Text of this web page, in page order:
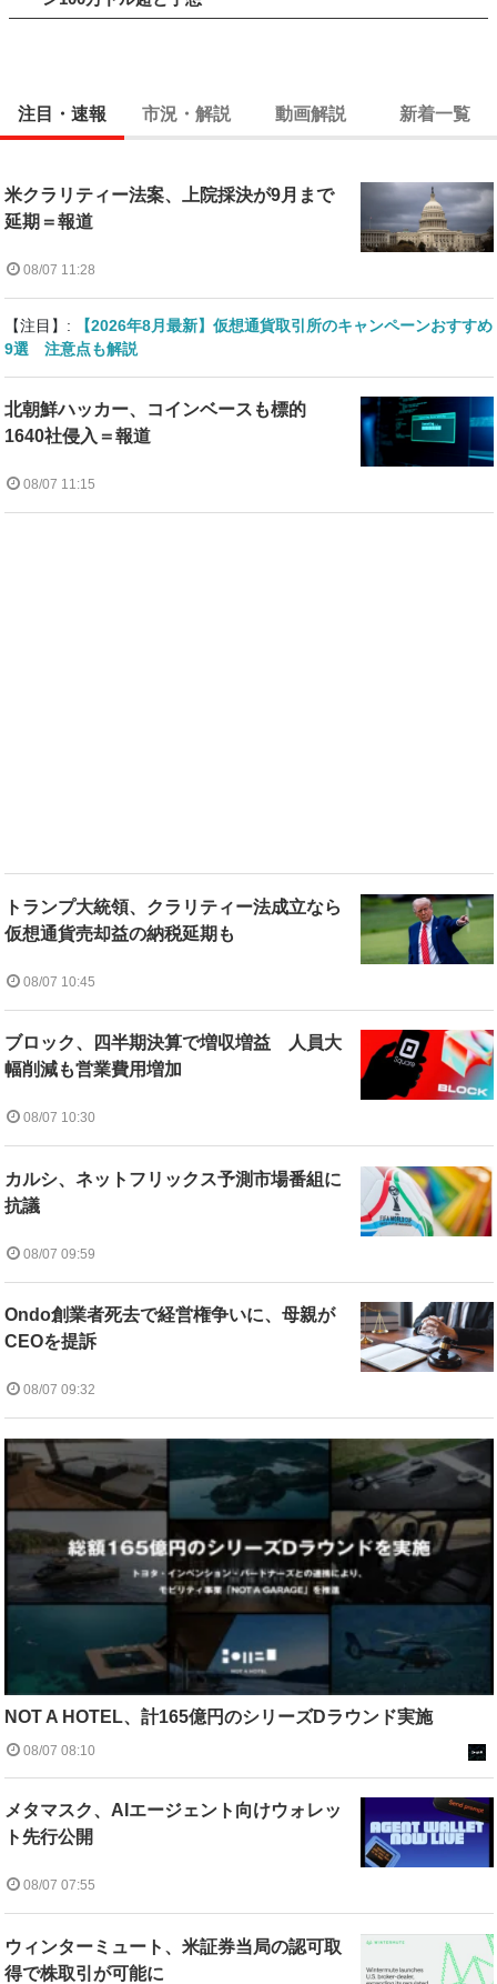
注目・速報 市況・解説 動画解説 新着一覧
米クラリティー法案、上院採決が9月まで
延期＝報道
08/07 11:28
【注目】:
【2026年8月最新】仮想通貨取引所のキャンペーンおすすめ
9選 注意点も解説
北朝鮮ハッカー、コインベースも標的
1640社侵入＝報道
08/07 11:15
トランプ大統領、クラリティー法成立なら
仮想通貨売却益の納税延期も
08/07 10:45
ブロック、四半期決算で増収増益 人員大
幅削減も営業費用増加
08/07 10:30
カルシ、ネットフリックス予測市場番組に
抗議
08/07 09:59
Ondo創業者死去で経営権争いに、母親が
CEOを提訴
08/07 09:32
NOT A HOTEL、計165億円のシリーズDラウンド実施
08/07 08:10
メタマスク、AIエージェント向けウォレッ
ト先行公開
08/07 07:55
ウィンターミュート、米証券当局の認可取
得で株取引が可能に